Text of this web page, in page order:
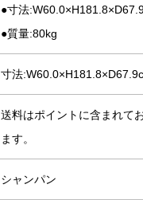
●寸法
●質量:80kg
寸法
送料はポイントに含まれて
ます。
シャンパン